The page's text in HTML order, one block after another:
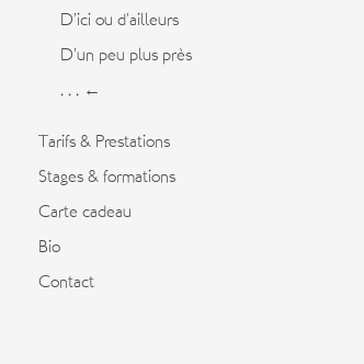
D’ici ou d’ailleurs
D’un peu plus près
. . . ←
Tarifs & Prestations
Stages & formations
Carte cadeau
Bio
Contact